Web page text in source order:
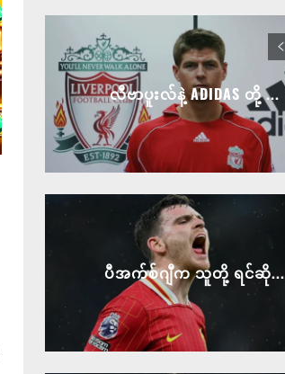
လီဗာပူးလ်နဲ့ ADIDAS တို့ ...
ပီအက်စ်ဂျီက သူတို့ ရင်ဆို...